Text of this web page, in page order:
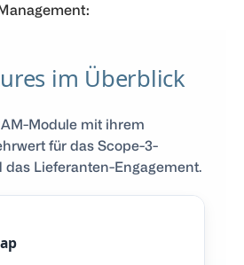
im Überblick
Module mit ihrem
für das Scope-3-
das Lieferanten-Engagement.